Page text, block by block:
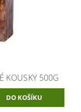
KOUSKY 500G